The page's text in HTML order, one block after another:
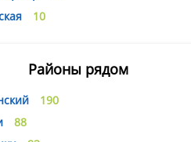
10
Районы рядом
190
88